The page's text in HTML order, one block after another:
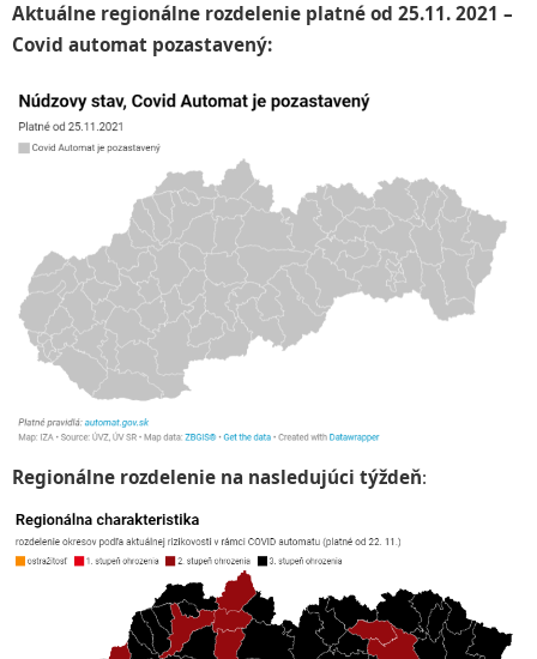
Aktuálne regionálne rozdelenie platné od 25.11. 2021 –
Covid automat pozastavený:
Regionálne rozdelenie na nasledujúci týždeň: